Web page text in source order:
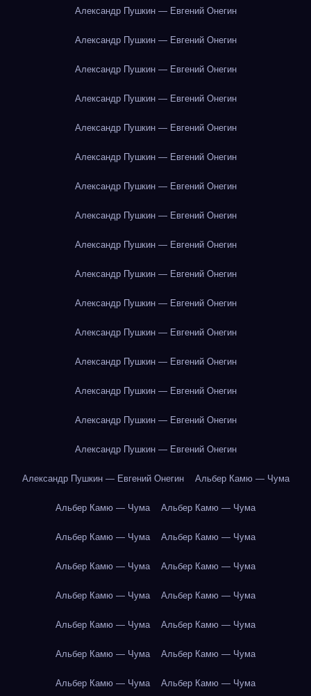
Александр Пушкин — Евгений Онегин
Александр Пушкин — Евгений Онегин
Александр Пушкин — Евгений Онегин
Александр Пушкин — Евгений Онегин
Александр Пушкин — Евгений Онегин
Александр Пушкин — Евгений Онегин
Александр Пушкин — Евгений Онегин
Александр Пушкин — Евгений Онегин
Александр Пушкин — Евгений Онегин
Александр Пушкин — Евгений Онегин
Александр Пушкин — Евгений Онегин
Александр Пушкин — Евгений Онегин
Александр Пушкин — Евгений Онегин
Александр Пушкин — Евгений Онегин
Александр Пушкин — Евгений Онегин
Александр Пушкин — Евгений Онегин
Александр Пушкин — Евгений Онегин Альбер Камю — Чума
Альбер Камю — Чума Альбер Камю — Чума
Альбер Камю — Чума Альбер Камю — Чума
Альбер Камю — Чума Альбер Камю — Чума
Альбер Камю — Чума Альбер Камю — Чума
Альбер Камю — Чума Альбер Камю — Чума
Альбер Камю — Чума Альбер Камю — Чума
Альбер Камю — Чума Альбер Камю — Чума